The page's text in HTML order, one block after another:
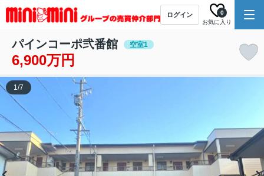
ログイン
お気に入り
0
パインコーポ弐番館 空室1
6,900万円
1/7